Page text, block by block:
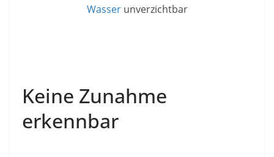
Wasserunverzichtbar
Keine Zunahme
erkennbar